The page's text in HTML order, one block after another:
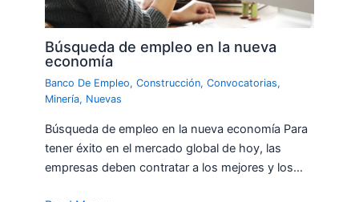
Búsqueda de empleo en la nueva
economía
Banco De Empleo,Construcción,Convocatorias,
Minería, Nuevas
Búsqueda de empleo en la nueva economía Para
tener éxito en el mercado global de hoy, las
empresas deben contratar a los mejores y los…